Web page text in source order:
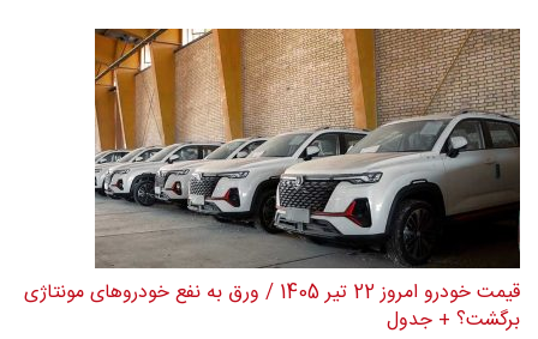
قیمت خودرو امروز 22 تیر 1405 / ورق به نفع خودروهای مونتاژی
برگشت؟ + جدول